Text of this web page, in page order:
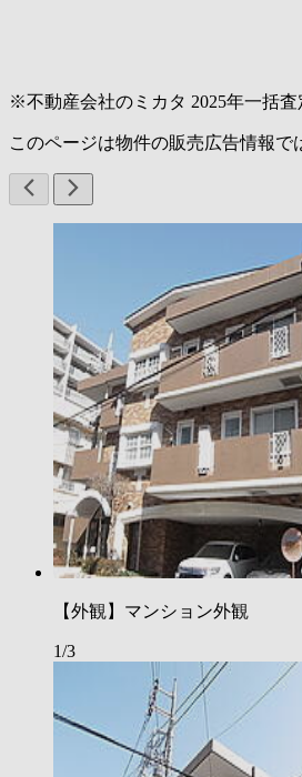
※不動産会社のミカタ 2025年一括
このページは物件の販売広告情報で
【外観】マンション外観
1/3